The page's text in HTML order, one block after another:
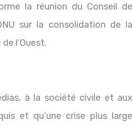
la réunion du Conseil de
sur la consolidation de la
l’Ouest.
à la société civile et aux
et qu’une crise plus large